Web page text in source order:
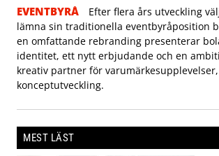
EVENTBYRÅ
Efter flera års utveckling
lämna sin traditionella eventbyråposition
en omfattande rebranding presenterar
identitet, ett nytt erbjudande och en
kreativ partner för
konceptutveckling.
MEST LÄST